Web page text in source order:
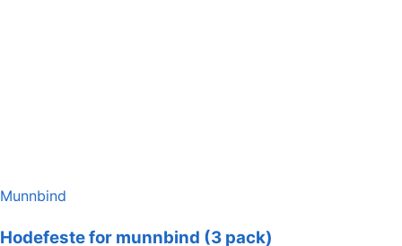
Munnbind
Hodefeste for munnbind (3 pack)